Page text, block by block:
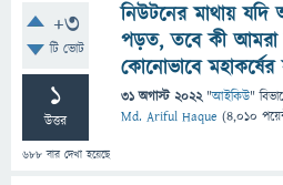
+3
টি ভোট
1
উত্তর
688 বার দেখা হয়েছে
নিউটনের মাথায়
পড়ত, তবে কী আমরা
কোনোভাবে
31 অগাস্ট 2022 "আইকিউ"
Md. Ariful Haque (4,010